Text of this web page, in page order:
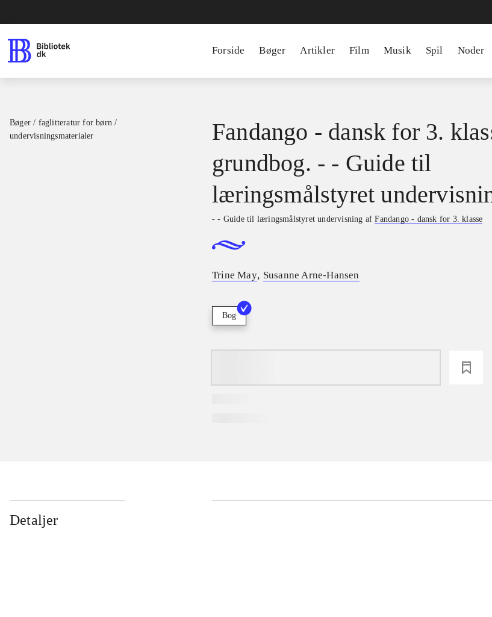
Forside Bøger Artikler Film Musik Spil Noder
Bøger / faglitteratur for børn /
undervisningsmaterialer
Fandango - dansk for 3.
grundbog. - - Guide til
læringsmålstyret
- - Guide til læringsmålstyret undervisning afFandango - dansk for 3. klasse
Trine May, Susanne Arne-Hansen
Bog
Detaljer